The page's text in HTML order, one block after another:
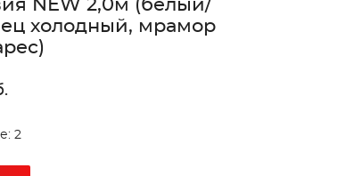
NEW 2,0м (белый/
холодный, мрамор
2